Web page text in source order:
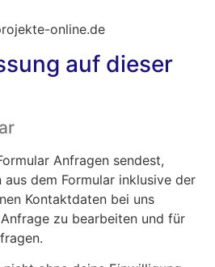
online.de
auf dieser
Anfragen sendest,
dem Formular inklusive der
Kontaktdaten bei uns
zu bearbeiten und für